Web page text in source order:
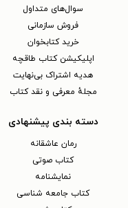
سوال‌های متداول
فروش سازمانی
خرید کتابخوان
اپلیکیشن کتاب طاقچه
هدیه اشتراک بی‌نهایت
مجلهٔ معرفی و نقد کتاب
دسته بندی پیشنهادی
رمان عاشقانه
کتاب‌ صوتی
نمایشنامه
کتاب جامعه شناسی